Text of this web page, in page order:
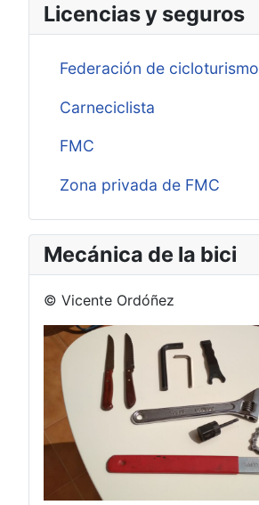
Licencias y seguros
Federación de cicloturismo
Carneciclista
FMC
Zona privada de FMC
Mecánica de la bici
© Vicente Ordóñez